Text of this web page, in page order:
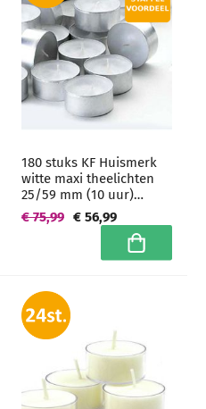
180 stuks KF Huismerk
witte maxi theelichten
25/59 mm (10 uur)
Hoogwaardige horeca
kwaliteit -
€ 56,99
€ 75,99
In